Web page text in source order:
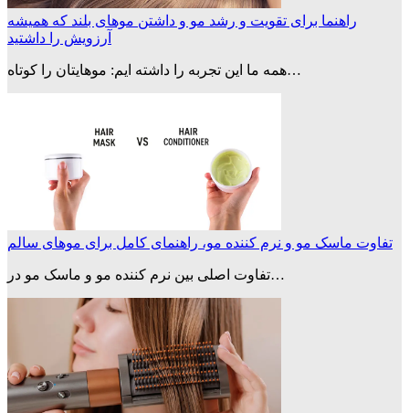
راهنما برای تقویت و رشد مو و داشتن موهای بلند که همیشه
آرزویش را داشتید
همه ما این تجربه را داشته ایم: موهایتان را کوتاه…
تفاوت ماسک مو و نرم کننده مو، راهنمای کامل برای موهای سالم
تفاوت اصلی بین نرم‌ کننده مو و ماسک مو در…